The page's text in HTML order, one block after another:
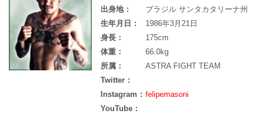
出身地：
ブラジル サンタカタリーナ州
生年月日：
1986年3月21日
身長：
175cm
体重：
66.0kg
所属：
ASTRA FIGHT TEAM
Twitter：
Instagram： felipemasoni
YouTube：